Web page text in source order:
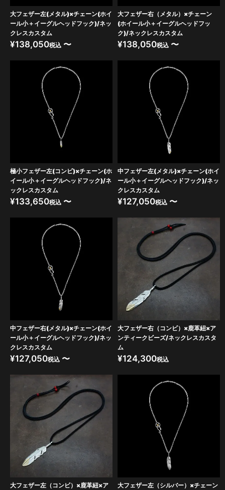
大フェザー左(メタル)×チェーン(ホイ
ール小＋イーグルヘッドフック)/ネッ
クレスカスタム
¥138,050税込 〜
大フェザー右（メタル）×チェーン
(ホイール小＋イーグルヘッドフッ
ク)/ネックレスカスタム
¥138,050税込 〜
極小フェザー左(コンビ)×チェーン(ホ
イール小＋イーグルヘッドフック)/ネ
ックレスカスタム
¥133,650税込 〜
中フェザー左(メタル)×チェーン(ホイ
ール小＋イーグルヘッドフック)/ネッ
クレスカスタム
¥127,050税込 〜
中フェザー右(メタル)×チェーン(ホイ
ール小＋イーグルヘッドフック)/ネッ
クレスカスタム
¥127,050税込 〜
大フェザー右（コンビ）×鹿革紐×ア
ンティークビーズ/ネックレスカスタ
ム
¥124,300税込
大フェザー左（コンビ）×鹿革紐×ア
大フェザー左（シルバー）×チェーン